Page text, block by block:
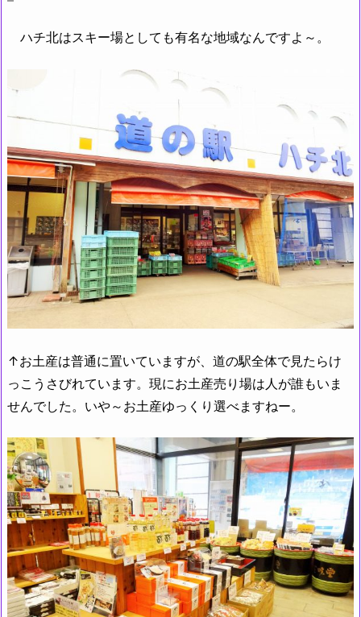
ハチ北はスキー場としても有名な地域なんですよ～。
↑お土産は普通に置いていますが、道の駅全体で見たらけ
っこうさびれています。現にお土産売り場は人が誰もいま
せんでした。いや～お土産ゆっくり選べますねー。